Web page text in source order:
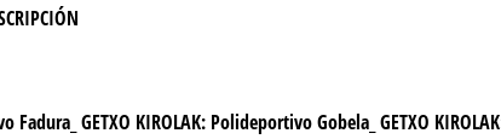
Fadura_ GETXO KIROLAK: Polideportivo Gobela_ GETXO